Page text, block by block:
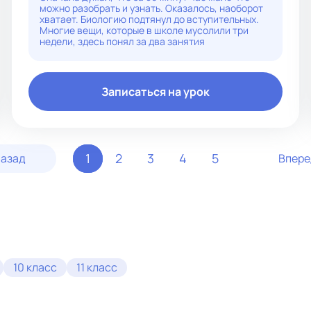
можно разобрать и узнать. Оказалось, наоборот
хватает. Биологию подтянул до вступительных.
Многие вещи, которые в школе мусолили три
недели, здесь понял за два занятия
Записаться на урок
1 2 3 4 5
10 класс 11 класс